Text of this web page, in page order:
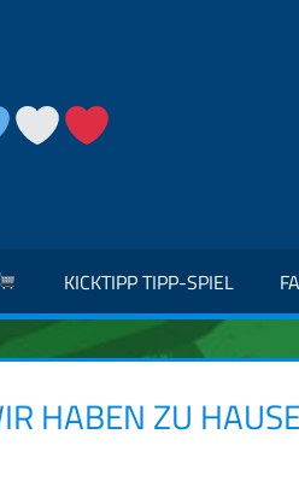
KICKTIPP TIPP-SPIEL
HABEN ZU